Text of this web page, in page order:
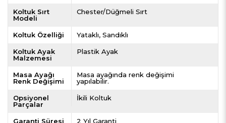
Koltuk Sırt
Modeli
Chester/Düğmeli Sırt
Koltuk Özelliği Yataklı Sandıklı
Koltuk Ayak
Malzemesi
Plastik Ayak
Masa Ayağı
Renk Değişimi
Masa ayağında renk değişimi
yapılabilir.
Opsiyonel
Parçalar
İkili Koltuk
Garanti Süresi 2 Yıl Garanti